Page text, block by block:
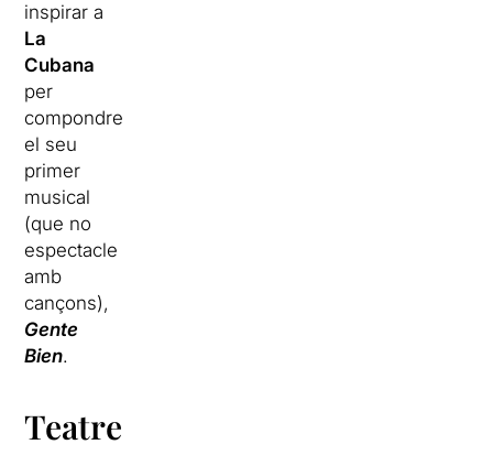
inspirar a
La
Cubana
per
compondre
el seu
primer
musical
(que no
espectacle
amb
cançons),
Gente
Bien.
Teatre